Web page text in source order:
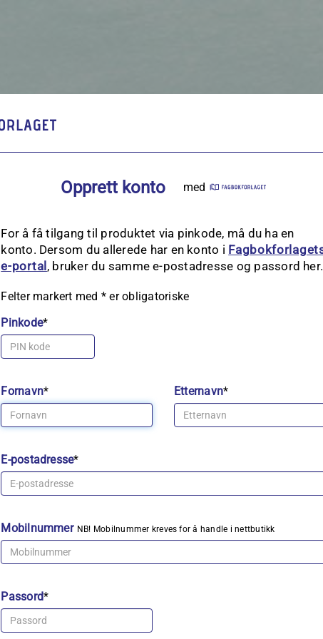
Opprett konto med
For å få tilgang til produktet via pinkode, må du ha en
konto. Dersom du allerede har en konto i
e‑portal, bruker du samme e-postadresse og passord her.
Felter markert med * er obligatoriske
Pinkode*
Fornavn* Etternavn*
E-postadresse*
Mobilnummer NB! Mobilnummer kreves for å handle i nettbutikk
Passord*